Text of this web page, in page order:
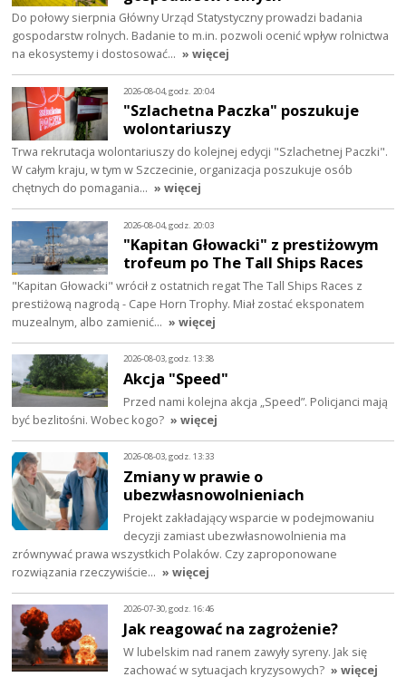
Do połowy sierpnia Główny Urząd Statystyczny prowadzi badania
gospodarstw rolnych. Badanie to m.in. pozwoli ocenić wpływ rolnictwa
na ekosystemy i dostosować… » więcej
2026-08-04, godz. 20:04
"Szlachetna Paczka" poszukuje
wolontariuszy
Trwa rekrutacja wolontariuszy do kolejnej edycji "Szlachetnej Paczki".
W całym kraju, w tym w Szczecinie, organizacja poszukuje osób
chętnych do pomagania… » więcej
2026-08-04, godz. 20:03
"Kapitan Głowacki" z prestiżowym
trofeum po The Tall Ships Races
"Kapitan Głowacki" wrócił z ostatnich regat The Tall Ships Races z
prestiżową nagrodą - Cape Horn Trophy. Miał zostać eksponatem
muzealnym, albo zamienić… » więcej
2026-08-03, godz. 13:38
Akcja "Speed"
Przed nami kolejna akcja „Speed”. Policjanci mają
być bezlitośni. Wobec kogo? » więcej
2026-08-03, godz. 13:33
Zmiany w prawie o
ubezwłasnowolnieniach
Projekt zakładający wsparcie w podejmowaniu
decyzji zamiast ubezwłasnowolnienia ma
zrównywać prawa wszystkich Polaków. Czy zaproponowane
rozwiązania rzeczywiście… » więcej
2026-07-30, godz. 16:46
Jak reagować na zagrożenie?
W lubelskim nad ranem zawyły syreny. Jak się
zachować w sytuacjach kryzysowych? » więcej